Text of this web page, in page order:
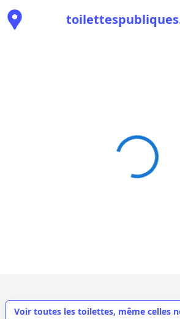
Voir toutes les toilettes, même celles